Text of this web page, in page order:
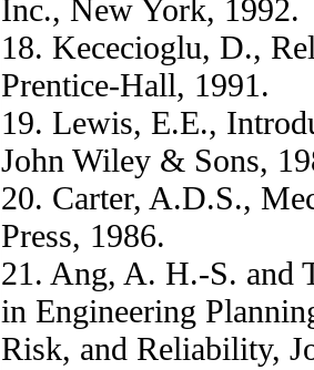
Inc., New York, 1992.
18. Kececioglu, D.,
Prentice-Hall, 1991.
19. Lewis, E.E.,
John Wiley & Sons,
20. Carter, A.D.S.,
Press, 1986.
21. Ang, A. H.-S. and
in Engineering
Risk, and Reliability,